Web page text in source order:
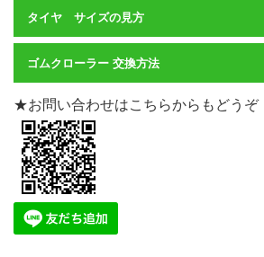
タイヤ サイズの見方
ゴムクローラー 交換方法
★お問い合わせはこちらからもどうぞ